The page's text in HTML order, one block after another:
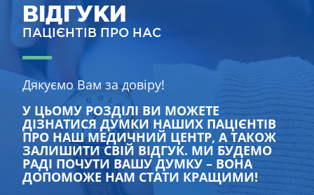
ВІДГУКИ
ПАЦІЄНТІВ ПРО НАС
Дякуємо Вам за довіру!
У ЦЬОМУ РОЗДІЛІ ВИ МОЖЕТЕ
ДІЗНАТИСЯ ДУМКИ НАШИХ ПАЦІЄНТІВ
ПРО НАШ МЕДИЧНИЙ ЦЕНТР, А ТАКОЖ
ЗАЛИШИТИ СВІЙ ВІДГУК. МИ БУДЕМО
РАДІ ПОЧУТИ ВАШУ ДУМКУ – ВОНА
ДОПОМОЖЕ НАМ СТАТИ КРАЩИМИ!